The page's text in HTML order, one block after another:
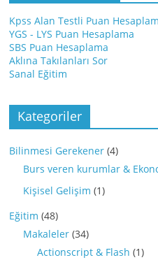
Kpss Alan Testli Puan
YGS - LYS Puan Hesaplama
SBS Puan Hesaplama
Aklına Takılanları Sor
Sanal Eğitim
Kategoriler
Bilinmesi Gerekener (4)
Burs veren kurumlar &
Kişisel Gelişim (1)
Eğitim (48)
Makaleler (34)
Actionscript & Flash (1)